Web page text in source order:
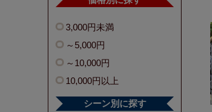
3,000円未満
～5,000円
～10,000円
10,000円以上
シーン別に探す